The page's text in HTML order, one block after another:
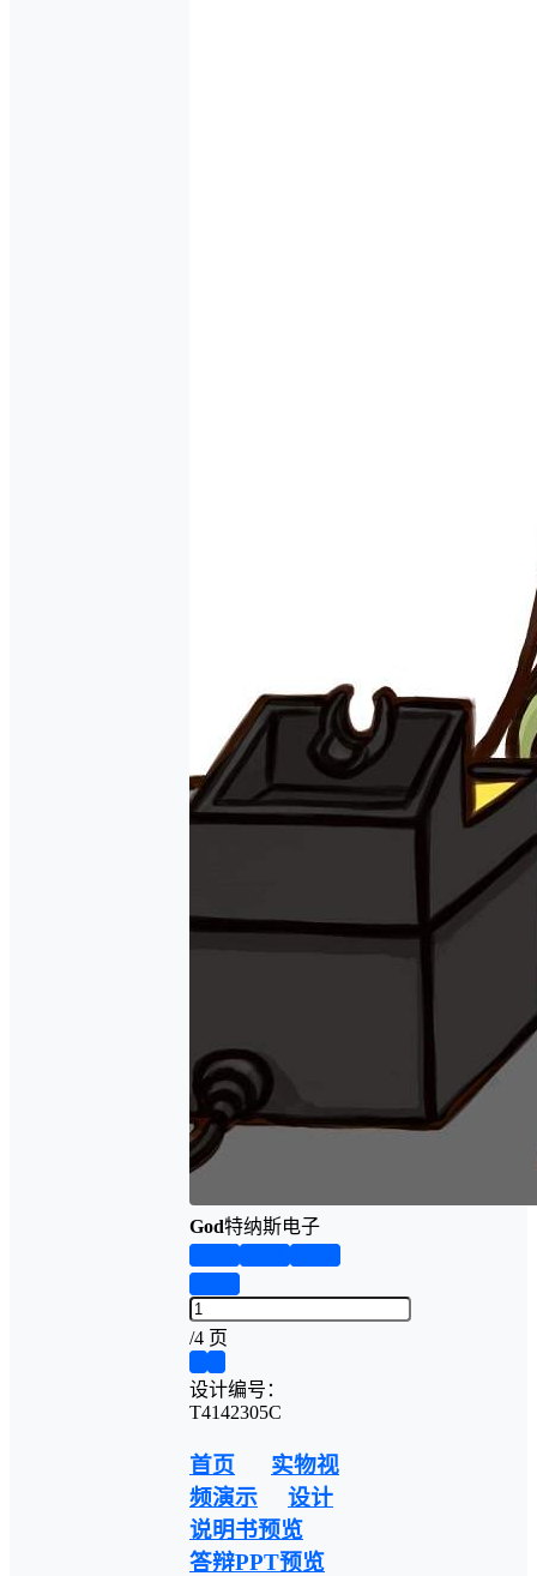
God特纳斯电子
/4 页
设计编号：
T4142305C
首页
实物视
频演示
设计
说明书预览
答辩PPT预览